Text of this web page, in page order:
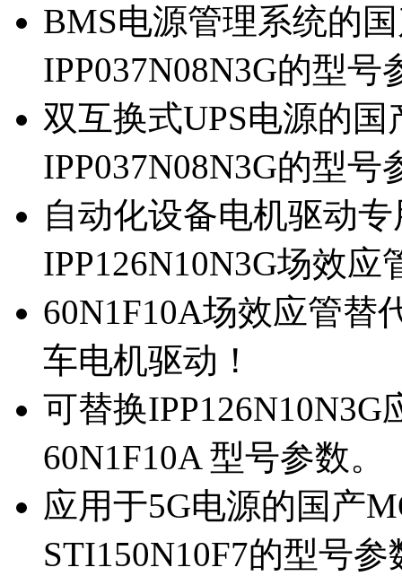
BMS电源管理系统的
IPP037N08N3G的型号
双互换式UPS电源的
IPP037N08N3G的型号
自动化设备电机驱动
IPP126N10N3G场效应
60N1F10A场效应管替
车电机驱动！
可替换
60N1F10A 型号参数。
应用于5G电源的国产
STI150N10F7的型号参